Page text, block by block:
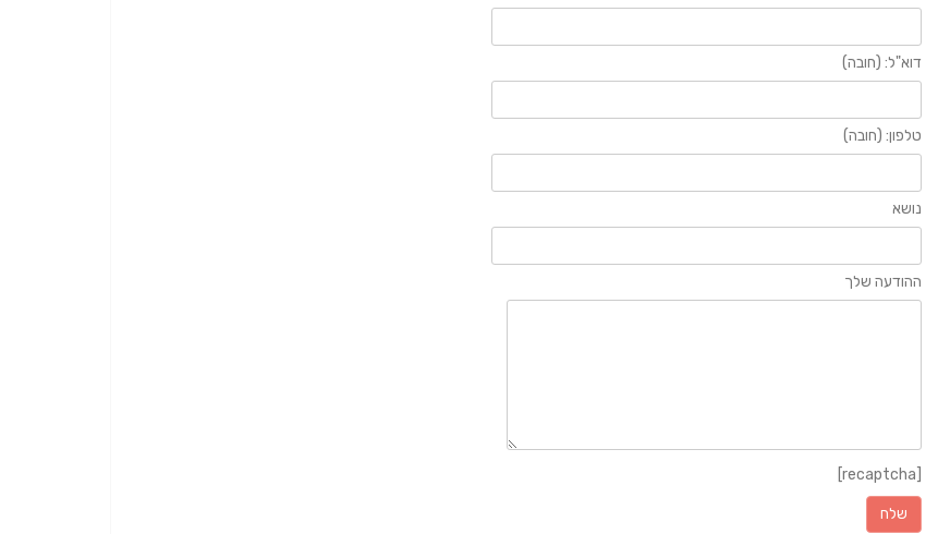
דוא"ל: (חובה)
טלפון: (חובה)
נושא
ההודעה שלך